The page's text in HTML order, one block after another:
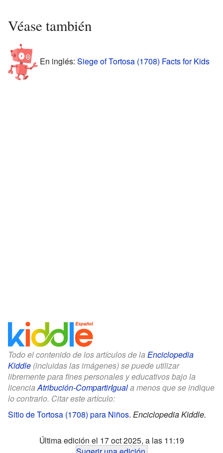
Véase también
En inglés: Siege of Tortosa (1708) Facts for Kids
Todo el contenido de los artículos de la Enciclopedia
Kiddle (incluidas las imágenes) se puede utilizar
libremente para fines personales y educativos bajo la
licenciaAtribución-CompartirIguala menos que se indique
lo contrario. Citar este artículo:
Sitio de Tortosa (1708) para Niños. Enciclopedia Kiddle.
Última edición el 17 oct 2025, a las 11:19